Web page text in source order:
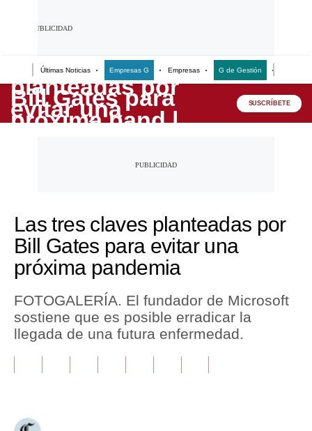
Últimas Noticias Empresas G Empresas G de Gestión
Lo último
Peru Quiosco
Economía
Mercados
Perú
Política
Tu Dinero
Plus G
SUSCRÍBETE
Las tres claves planteadas por
Bill Gates para evitar una
próxima pandemia
FOTOGALERÍA. El fundador de Microsoft
sostiene que es posible erradicar la
llegada de una futura enfermedad.